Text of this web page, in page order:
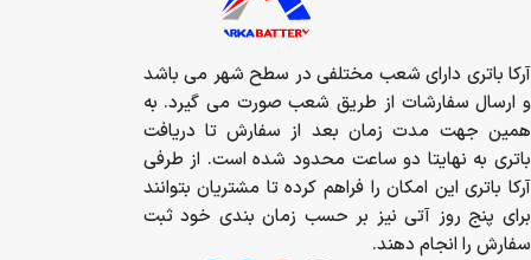
آرکا باتری دارای شعب مختلفی در سطح شهر می باشد
و ارسال سفارشات از طریق شعب صورت می گیرد. به
همین جهت مدت زمان بعد از سفارش تا دریافت
باتری به نهایتا دو ساعت محدود شده است. از طرفی
آرکا باتری این امکان را فراهم کرده تا مشتریان بتوانند
برای پنج روز آتی نیز بر حسب زمان بندی خود ثبت
سفارش را انجام دهند.